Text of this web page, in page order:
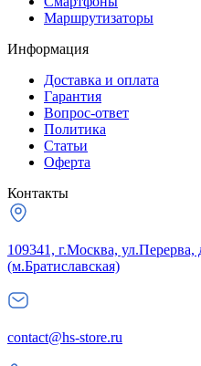
Маршрутизаторы
Информация
Доставка и оплата
Гарантия
Вопрос-ответ
Политика
Статьи
Оферта
Контакты
109341, г.Москва,
(м.Братиславская)
contact@hs-store.ru